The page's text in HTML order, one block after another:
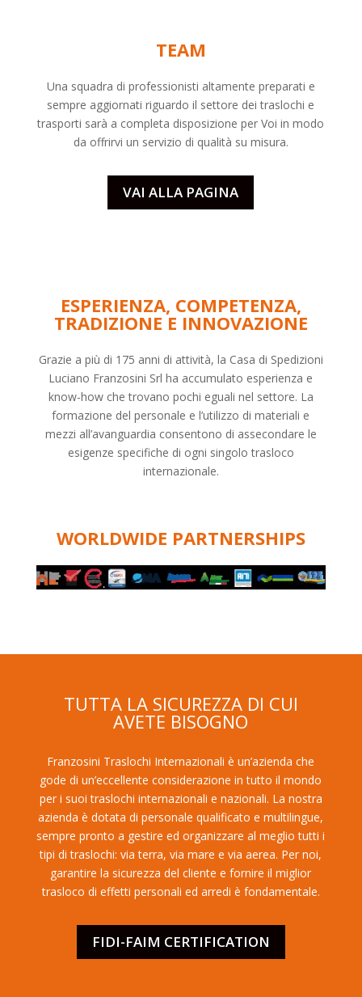
TEAM
Una squadra di professionisti altamente preparati e
sempre aggiornati riguardo il settore deitraslochi e
trasporti sarà a completa disposizione per Voi in modo
da offrirvi un servizio di qualità su misura.
VAI ALLA PAGINA
ESPERIENZA, COMPETENZA,
TRADIZIONE E INNOVAZIONE
Grazie a più di 175 anni di attività, la Casa di Spedizioni
Luciano Franzosini Srl ha accumulato esperienza e
know-how che trovano pochi eguali nel settore. La
formazione del personale e l’utilizzo di materiali e
mezzi all’avanguardia consentono di assecondare le
esigenze specifiche di ogni singolo trasloco
internazionale.
WORLDWIDE PARTNERSHIPS
TUTTA LA SICUREZZA DI CUI
AVETE BISOGNO
Franzosini Traslochi Internazionali è un’azienda che
gode di un’eccellente considerazione in tutto il mondo
per i suoi traslochi internazionali e nazionali. La nostra
azienda è dotata di personale qualificato e multilingue,
sempre pronto a gestire ed organizzare al meglio tutti i
tipi di traslochi: via terra, via mare e via aerea. Per noi,
garantire la sicurezza del cliente e fornire il miglior
trasloco di effetti personali ed arredi è fondamentale.
FIDI-FAIM CERTIFICATION